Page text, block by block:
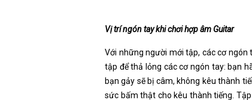
Vị trí ngón tay khi chơi hợp âm Guitar
Với những người mới tập, các cơ
tập để thả lỏng các cơ ngón tay: bạn
bạn gảy sẽ bị câm, không kêu thành
sức bấm thật cho kêu thành tiếng.